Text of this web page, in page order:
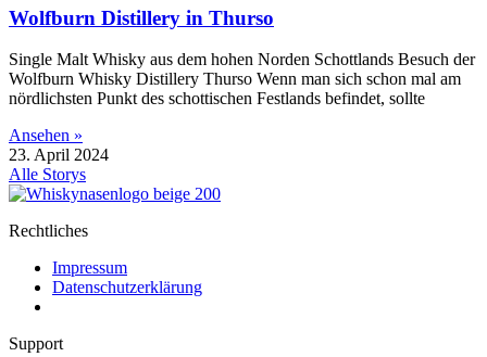
Wolfburn Distillery in Thurso
Single Malt Whisky aus dem hohen Norden Schottlands Besuch der
Wolfburn Whisky Distillery Thurso Wenn man sich schon mal am
nördlichsten Punkt des schottischen Festlands befindet, sollte
Ansehen »
23. April 2024
Alle Storys
Rechtliches
Impressum
Datenschutzerklärung
Support